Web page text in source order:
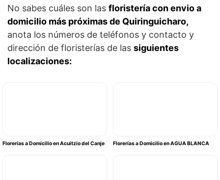
No sabes cuáles son las floristería con envio a
domicilio más próximas de Quiringuicharo,
anota los números de teléfonos y contacto y
dirección de floristerías de las siguientes
localizaciones:
Florerías a Domicilio en Acuitzio del Canje Florerías a Domicilio en AGUA BLANCA